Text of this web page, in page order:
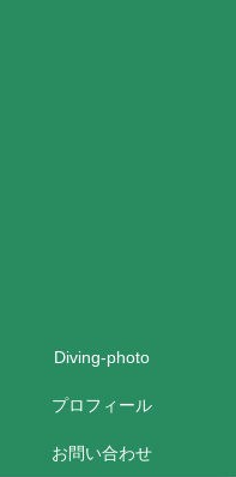
Diving-photo
プロフィール
お問い合わせ